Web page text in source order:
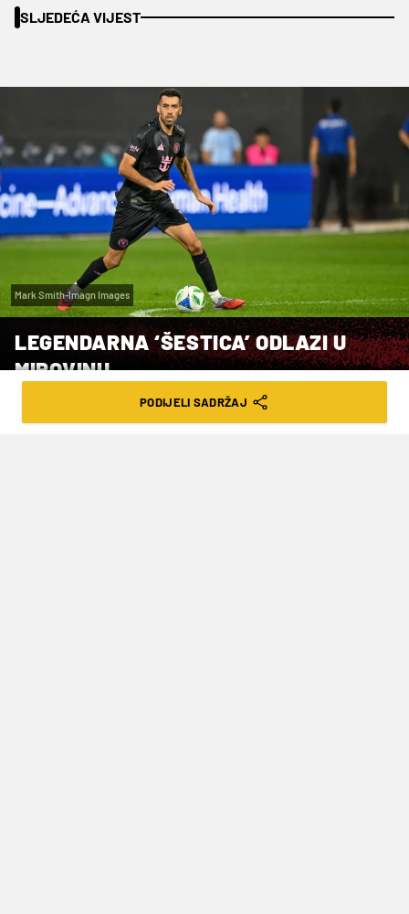
SLJEDEĆA VIJEST
Mark Smith-Imagn Images
LEGENDARNA ‘ŠESTICA’ ODLAZI U
MIROVINU
PODIJELI SADRŽAJ